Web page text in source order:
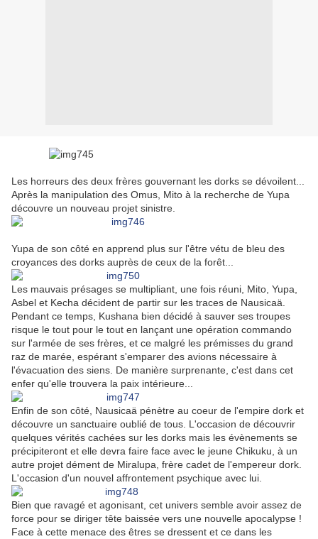
Les horreurs des deux frères gouvernant les dorks se dévoilent...
Après la manipulation des Omus, Mito à la recherche de Yupa
découvre un nouveau projet sinistre.
Yupa de son côté en apprend plus sur l'être vétu de bleu des
croyances des dorks auprès de ceux de la forêt...
Les mauvais présages se multipliant, une fois réuni, Mito, Yupa,
Asbel et Kecha décident de partir sur les traces de Nausicaä.
Pendant ce temps, Kushana bien décidé à sauver ses troupes
risque le tout pour le tout en lançant une opération commando
sur l'armée de ses frères, et ce malgré les prémisses du grand
raz de marée, espérant s'emparer des avions nécessaire à
l'évacuation des siens. De manière surprenante, c'est dans cet
enfer qu'elle trouvera la paix intérieure...
Enfin de son côté, Nausicaä pénètre au coeur de l'empire dork et
découvre un sanctuaire oublié de tous. L'occasion de découvrir
quelques vérités cachées sur les dorks mais les évènements se
précipiteront et elle devra faire face avec le jeune Chikuku, à un
autre projet dément de Miralupa, frère cadet de l'empereur dork.
L'occasion d'un nouvel affrontement psychique avec lui.
Bien que ravagé et agonisant, cet univers semble avoir assez de
force pour se diriger tête baissée vers une nouvelle apocalypse !
Face à cette menace des êtres se dressent et ce dans les